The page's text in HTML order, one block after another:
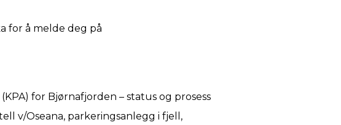
for å melde deg på
for Bjørnafjorden – status og prosess
v/Oseana, parkeringsanlegg i fjell,